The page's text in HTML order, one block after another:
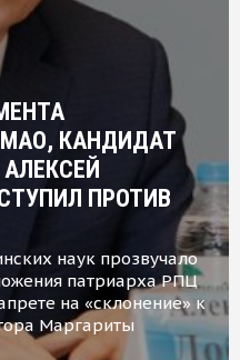
КАНДИДАТ
ПРОТИВ
наук прозвучало
патриарха РПЦ
на «склонение» к
Маргариты